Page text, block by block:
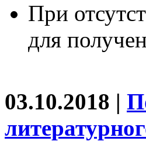
При
для
03.10.2018 |